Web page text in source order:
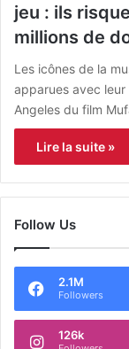
jeu : ils
millions de
Les icônes de la
apparues avec leur
Angeles du film
Lire la suite »
Follow Us
2.1M
Followers
126k